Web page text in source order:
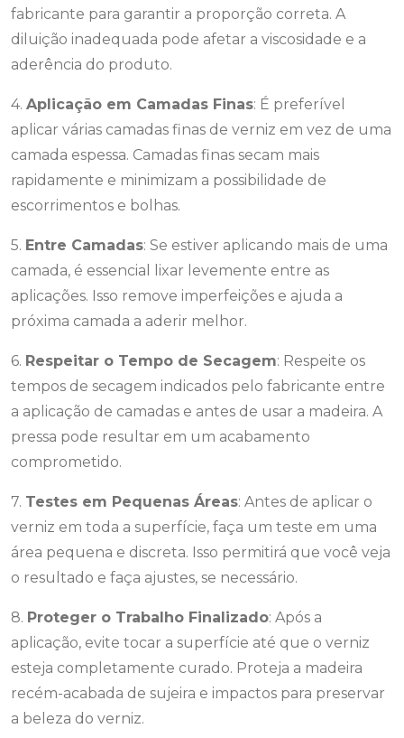
fabricante para garantir a proporção correta. A
diluição inadequada pode afetar a viscosidade e a
aderência do produto.
4. Aplicação em Camadas Finas: É preferível
aplicar várias camadas finas de verniz em vez de uma
camada espessa. Camadas finas secam mais
rapidamente e minimizam a possibilidade de
escorrimentos e bolhas.
5. Entre Camadas: Se estiver aplicando mais de uma
camada, é essencial lixar levemente entre as
aplicações. Isso remove imperfeições e ajuda a
próxima camada a aderir melhor.
6. Respeitar o Tempo de Secagem: Respeite os
tempos de secagem indicados pelo fabricante entre
a aplicação de camadas e antes de usar a madeira. A
pressa pode resultar em um acabamento
comprometido.
7. Testes em Pequenas Áreas: Antes de aplicar o
verniz em toda a superfície, faça um teste em uma
área pequena e discreta. Isso permitirá que você veja
o resultado e faça ajustes, se necessário.
8. Proteger o Trabalho Finalizado: Após a
aplicação, evite tocar a superfície até que o verniz
esteja completamente curado. Proteja a madeira
recém-acabada de sujeira e impactos para preservar
a beleza do verniz.